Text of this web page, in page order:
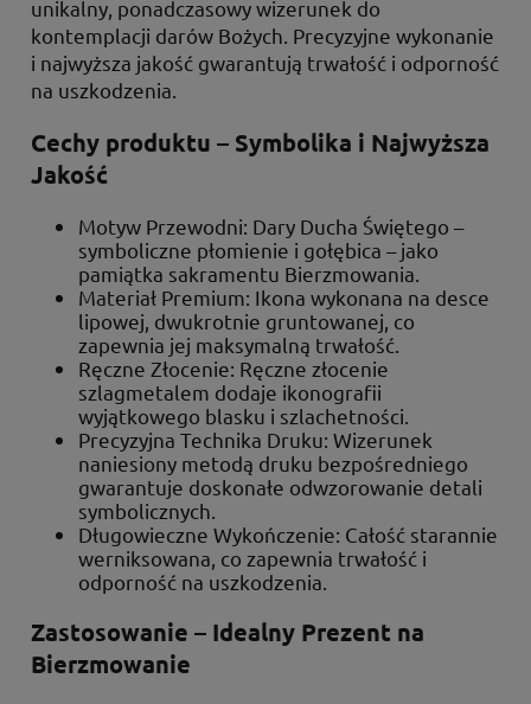
unikalny, ponadczasowy wizerunek do
kontemplacji darów Bożych. Precyzyjne wykonanie
i najwyższa jakość gwarantują trwałość i odporność
na uszkodzenia.
Cechy produktu – Symbolika i Najwyższa
Jakość
Motyw Przewodni: Dary Ducha Świętego –
symboliczne płomienie i gołębica – jako
pamiątka sakramentu Bierzmowania.
Materiał Premium: Ikona wykonana na desce
lipowej, dwukrotnie gruntowanej, co
zapewnia jej maksymalną trwałość.
Ręczne Złocenie: Ręczne złocenie
szlagmetalem dodaje ikonografii
wyjątkowego blasku i szlachetności.
Precyzyjna Technika Druku: Wizerunek
naniesiony metodą druku bezpośredniego
gwarantuje doskonałe odwzorowanie detali
symbolicznych.
Długowieczne Wykończenie: Całość starannie
werniksowana, co zapewnia trwałość i
odporność na uszkodzenia.
Zastosowanie – Idealny Prezent na
Bierzmowanie